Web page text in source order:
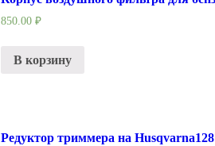
850.00 ₽
В корзину
Редуктор триммера на Husqvarna128